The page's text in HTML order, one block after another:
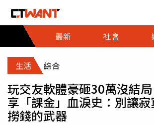
最新
社會
生活 綜合
玩交友軟體豪砸30萬沒結
享「課金」血淚史：別讓
撈錢的武器